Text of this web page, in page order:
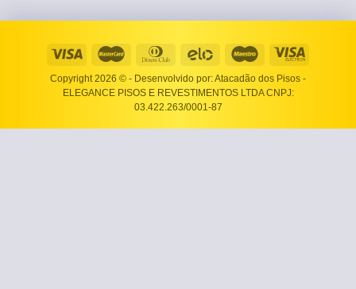
Copyright 2026 © - Desenvolvido por: Atacadão dos Pisos -
ELEGANCE PISOS E REVESTIMENTOS LTDA CNPJ:
03.422.263/0001-87